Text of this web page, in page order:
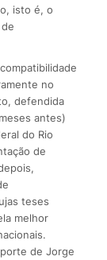
isto é, o
no
defendida
antes)
do Rio
de
teses
melhor
de Jorge